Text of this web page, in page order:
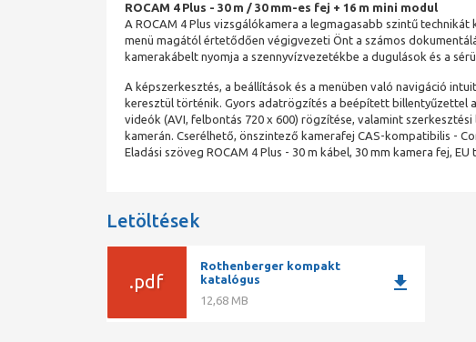
ROCAM 4 Plus - 30 m / 30 mm-es fej + 16 m mini modul
A ROCAM 4 Plus vizsgálókamera a legmagasabb szintű
menü magától értetődően végigvezeti Önt a számos
kamerakábelt nyomja a szennyvízvezetékbe a dugulások és a
A képszerkesztés, a beállítások és a menüben való navigáció
keresztül történik. Gyors adatrögzítés a beépített billentyűzettel
videók (AVI, felbontás 720 x 600) rögzítése, valamint
kamerán. Cserélhető, önszintező kamerafej CAS-kompatibilis -
Eladási szöveg ROCAM 4 Plus - 30 m kábel, 30 mm kamera fej,
Letöltések
.pdf
Rothenberger kompakt
katalógus
12,68 MB
download